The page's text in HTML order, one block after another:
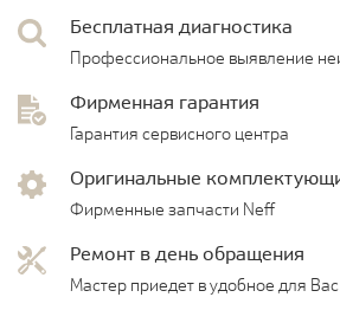
Бесплатная диагностика
Профессиональное выявление
Фирменная гарантия
Гарантия сервисного центра
Оригинальные
Фирменные запчасти Neff
Ремонт в день обращения
Мастер приедет в удобное для